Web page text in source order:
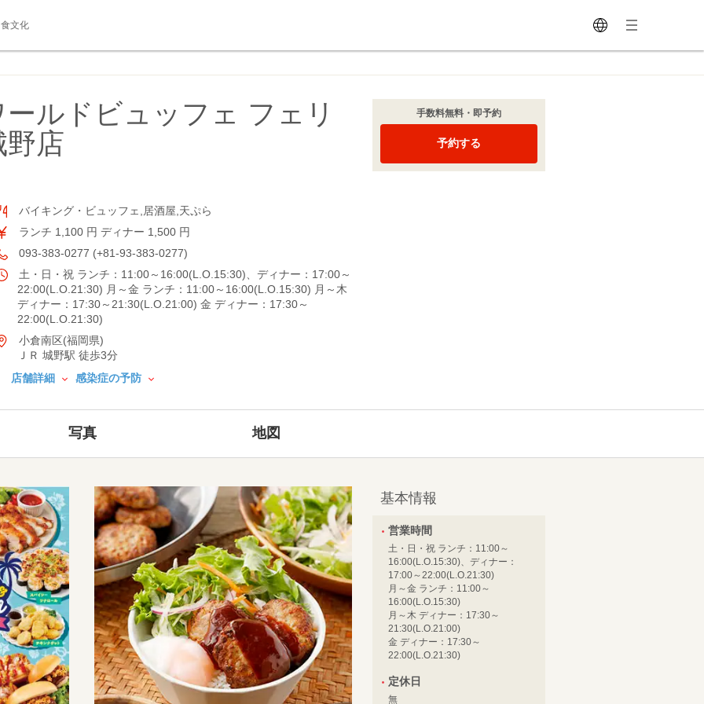
食文化
ルドビュッフェ フェリ
店
バイキング・ビュッフェ,居酒屋,天ぷら
ランチ 1,100 円 ディナー 1,500 円
093-383-0277 (+81-93-383-0277)
土・日・祝 ランチ：11:00～16:00(L.O.15:30)、ディナー：17:00～
22:00(L.O.21:30) 月～金 ランチ：11:00～16:00(L.O.15:30) 月～木
ディナー：17:30～21:30(L.O.21:00) 金 ディナー：17:30～
22:00(L.O.21:30)
小倉南区(福岡県)
ＪＲ 城野駅 徒歩3分
店舗詳細
感染症の予防
手数料無料・即予約
予約する
写真 地図
基本情報
営業時間
土・日・祝 ランチ：11:00～
16:00(L.O.15:30)、ディナー：
17:00～22:00(L.O.21:30)
月～金 ランチ：11:00～
16:00(L.O.15:30)
月～木 ディナー：17:30～
21:30(L.O.21:00)
金 ディナー：17:30～
22:00(L.O.21:30)
定休日
無